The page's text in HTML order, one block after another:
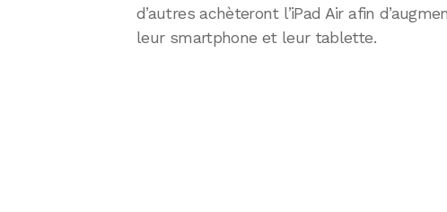
d’autres achèteront l’iPad Air afin
leur smartphone et leur tablette.